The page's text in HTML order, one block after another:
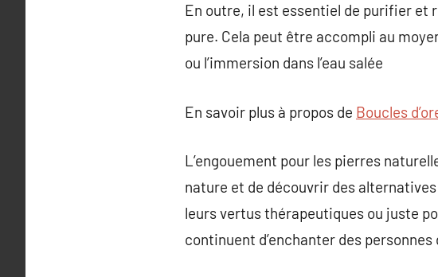
En outre, il est essentiel de purifier et
pure. Cela peut être accompli au
ou l’immersion dans l’eau salée
En savoir plus à propos de Boucles
L’engouement pour les pierres
nature et de découvrir des
leurs vertus thérapeutiques ou juste
continuent d’enchanter des